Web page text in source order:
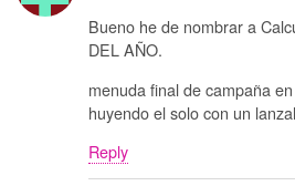
Bueno he de nombrar a
DEL AÑO.
menuda final de campaña
huyendo el solo con un
Reply